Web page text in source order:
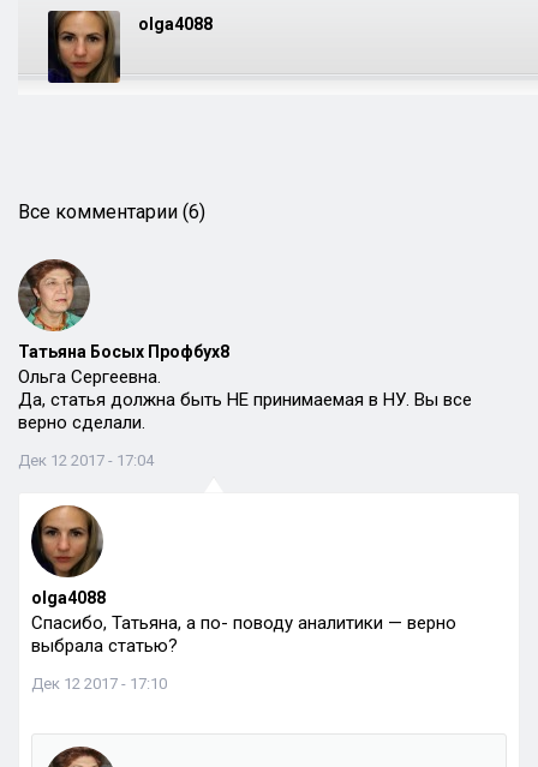
olga4088
Все комментарии (6)
Татьяна Босых Профбух8
Ольга Сергеевна.
Да, статья должна быть НЕ принимаемая в НУ. Вы все
верно сделали.
Дек 12 2017 - 17:04
olga4088
Спасибо, Татьяна, а по- поводу аналитики — верно
выбрала статью?
Дек 12 2017 - 17:10